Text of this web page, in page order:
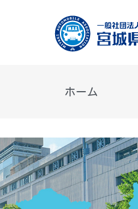
ホーム